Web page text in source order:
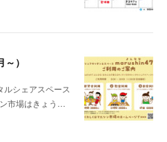
）
シェアスペース
市場はきょう…